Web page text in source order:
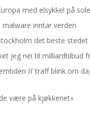
med elsykkel på
inntar verden
det beste stedet
jeg nei til milliardtilbud
II’ traff blink om
være på kjøkkenet»